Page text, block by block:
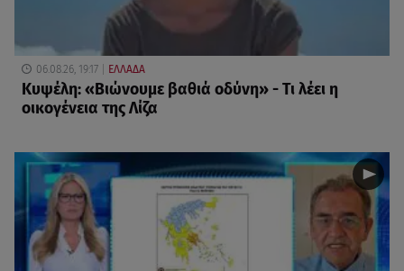
06.08.26, 19:17 ΕΛΛΑΔΑ
Κυψέλη: «Βιώνουμε βαθιά οδύνη» - Τι λέει η
οικογένεια της Λίζα